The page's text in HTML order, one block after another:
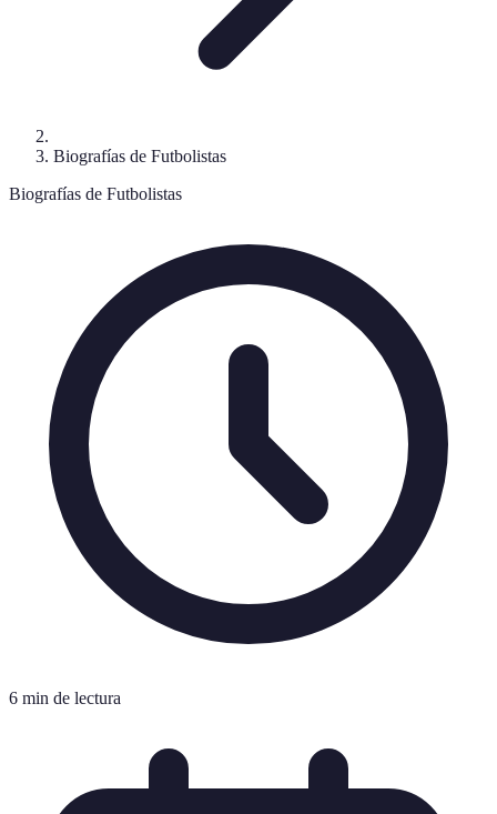
Biografías de Futbolistas
Biografías de Futbolistas
6 min de lectura